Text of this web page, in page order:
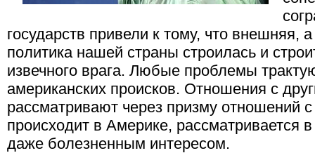
государств привели к тому, что внешняя,
политика нашей страны строилась и
извечного врага. Любые проблемы
американских происков. Отношения с
рассматривают через призму отношений
происходит в Америке, рассматривается
даже болезненным интересом.